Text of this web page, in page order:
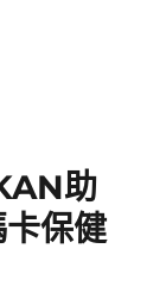
助
保健